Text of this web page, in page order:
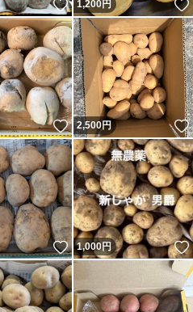
いいね！
1,200円
いいね！
2,500円
いいね！
1,000 円